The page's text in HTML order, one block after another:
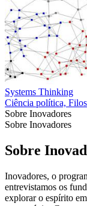
Systems Thinking
Ciência política,
Sobre Inovadores
Sobre Inovadores
Sobre
Inovadores, o
entrevistamos os
explorar o espírito